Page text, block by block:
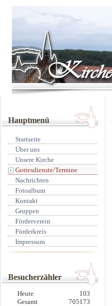
Hauptmenü
Startseite
Über uns
Unsere Kirche
Gottesdienste/Termine
Nachrichten
Fotoalbum
Kontakt
Gruppen
Förderverein
Förderkreis
Impressum
Besucherzähler
Heute
103
Gesamt
705173